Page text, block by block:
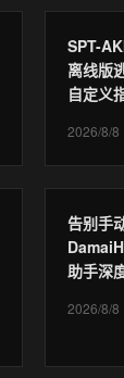
SPT-
离线版
自定义
2026/8/8
告别手
助手深
2026/8/8